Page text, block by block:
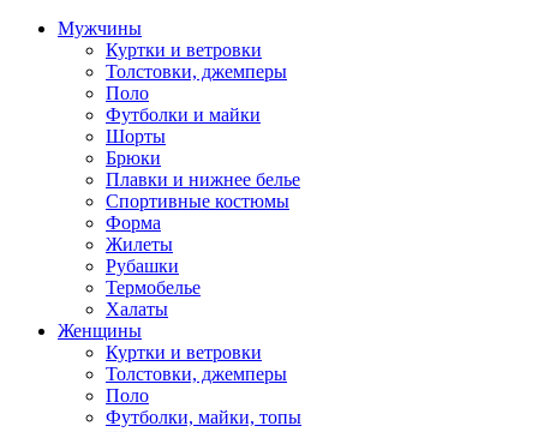
Мужчины
Куртки и ветровки
Толстовки, джемперы
Поло
Футболки и майки
Шорты
Брюки
Плавки и нижнее белье
Спортивные костюмы
Форма
Жилеты
Рубашки
Термобелье
Халаты
Женщины
Куртки и ветровки
Толстовки, джемперы
Поло
Футболки, майки, топы